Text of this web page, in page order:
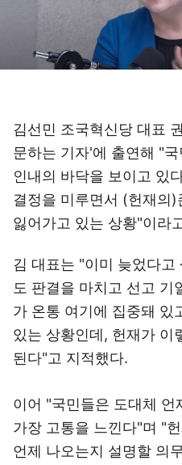
김선민 조국혁신당 대표
문하는 기자'에 출연해 "
인내의 바닥을 보이고 있
결정을 미루면서 (헌재의
잃어가고 있는 상황"이라
김 대표는 "이미 늦었다
도 판결을 마치고 선고 기
가 온통 여기에 집중돼 있
있는 상황인데, 헌재가 이
된다"고 지적했다.
이어 "국민들은 도대체 언
가장 고통을 느낀다"며 "
언제 나오는지 설명할 의